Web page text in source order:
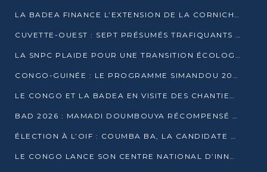
LA BADEA FINANCE L’EXTENSION DE LA CORNICHE SUD DE BRAZZAVILLE
CUVETTE-OUEST : SEPT PRÉSUMÉS TRAFIQUANTS DE FAUNE INTERPELLÉS À EWO ET KELLÉ
LA SNPC PLAIDE POUR UNE TRANSITION ÉCOLOGIQUE PROGRESSIVE
CONGO-GUINÉE : LE PROGRAMME SIMANDOU 2040 AU CŒUR DES ÉCHANGES À LA BAD
LE CONGO ET LA BADEA EN VISITE DES CHANTIERS
BAD 2026 : MAMADI DOUMBOUYA RÉCOMPENSÉ PAR LE TROPHÉE BABACAR NDIAYE À BRAZZAVILLE
ÉLECTION À L’OIF : COUMBA BA, LA CANDIDATE DISCRÈTE QUI BOUSCULE LE JEU DIPLOMATIQUE
LE CONGO LANCE SON CENTRE NATIONAL D’INNOVATION